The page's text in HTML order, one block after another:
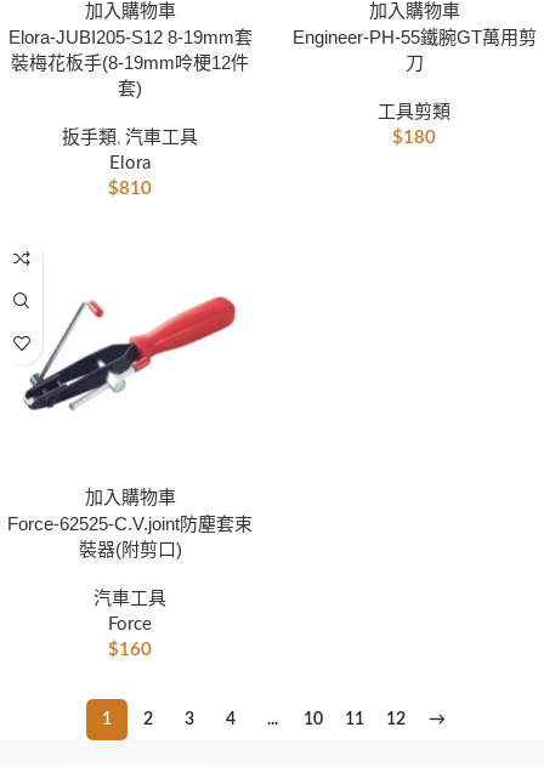
加入購物車
Elora-JUBI205-S12 8-19mm套
裝梅花板手(8-19mm呤梗12件
套)
扳手類 , 汽車工具
Elora
$810
加入購物車
Engineer-PH-55鐵腕GT萬用剪
刀
工具剪類
$180
加入購物車
Force-62525-C.V.joint防塵套束
裝器(附剪口)
汽車工具
Force
$160
1 2 3 4 ... 10 11 12 →